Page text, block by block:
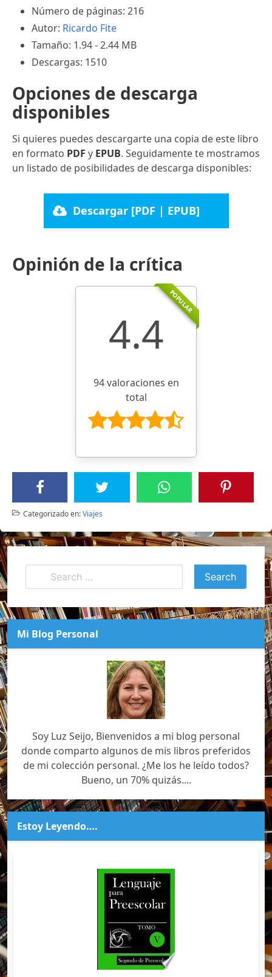
Número de páginas: 216
Autor: Ricardo Fite
Tamaño: 1.94 - 2.44 MB
Descargas: 1510
Opciones de descarga
disponibles
Si quieres puedes descargarte una copia de este libro
en formato PDF y EPUB. Seguidamente te mostramos
un listado de posibilidades de descarga disponibles:
Descargar [PDF | EPUB]
Opinión de la crítica
POPULAR
4.4
94 valoraciones en
total
Categorizado en:Viajes
Mi Blog Personal
Soy Luz Seijo, Bienvenidos a mi blog personal
donde comparto algunos de mis libros preferidos
de mi colección personal. ¿Me los he leído todos?
Bueno, un 70% quizás....
Estoy Leyendo….